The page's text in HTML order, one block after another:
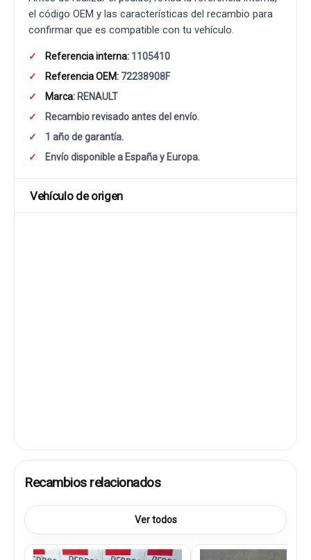
el código OEM y las características del recambio para
confirmar que es compatible con tu vehículo.
Referencia interna: 1105410
Referencia OEM: 72238908F
Marca: RENAULT
Recambio revisado antes del envío.
1 año de garantía.
Envío disponible a España y Europa.
Vehículo de origen
Recambios relacionados
Ver todos